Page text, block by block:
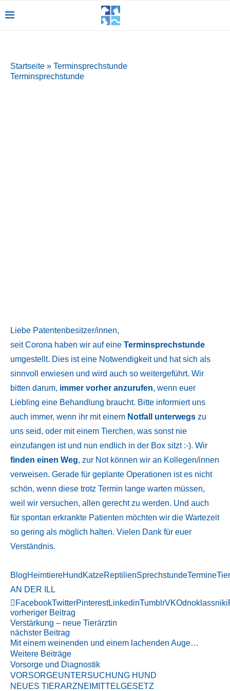
Startseite » Terminsprechstunde
Terminsprechstunde
Liebe Patentenbesitzer/innen,
seit Corona haben wir auf eine Terminsprechstunde
umgestellt. Dies ist eine Notwendigkeit und hat sich als
sinnvoll erwiesen und wird auch so weitergeführt. Wir
bitten darum, immer vorher anzurufen, wenn euer
Liebling eine Behandlung braucht. Bitte informiert uns
auch immer, wenn ihr mit einem Notfall unterwegs zu
uns seid, oder mit einem Tierchen, was sonst nie
einzufangen ist und nun endlich in der Box sitzt :-). Wir
finden einen Weg, zur Not können wir an Kollegen/innen
verweisen. Gerade für geplante Operationen ist es nicht
schön, wenn diese trotz Termin lange warten müssen,
weil wir versuchen, allen gerecht zu werden. Und auch
für spontan erkrankte Patienten möchten wir die Wartezeit
so gering als möglich halten. Vielen Dank für euer
Verständnis.
BlogHeimtiereHund KatzeReptilienSprechstundeTermine
AN DER ILL
FacebookTwitterPinterestLinkedinTumblrVKOdnoklassniki
vorheriger Beitrag
Verstärkung – neue Tierärztin
nächster Beitrag
Mit einem weinenden und einem lachenden Auge…
Weitere Beiträge
Vorsorge und Diagnostik
VORSORGEUNTERSUCHUNG HUND
NEUES TIERARZNEIMITTELGESETZ